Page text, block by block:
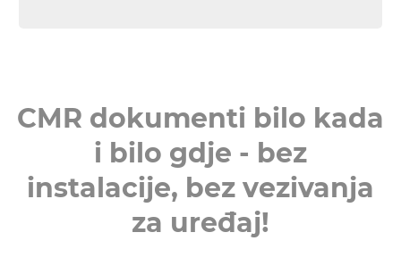
CMR dokumenti bilo kada
i bilo gdje - bez
instalacije, bez vezivanja
za uređaj!